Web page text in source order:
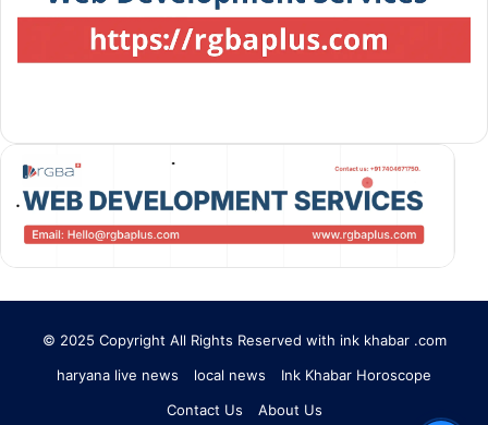
© 2025 Copyright All Rights Reserved with ink khabar .com
haryana live news
local news
Ink Khabar Horoscope
Contact Us
About Us